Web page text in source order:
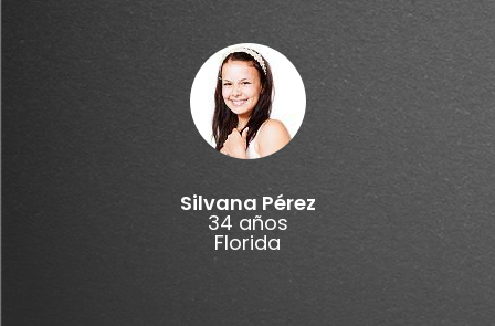
Silvana Pérez
34 años
Florida